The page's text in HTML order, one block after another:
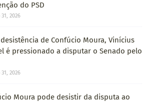
do PSD
2026
de Confúcio Moura, Vinícius
é pressionado a disputar o Senado pelo
2026
Moura pode desistir da disputa ao